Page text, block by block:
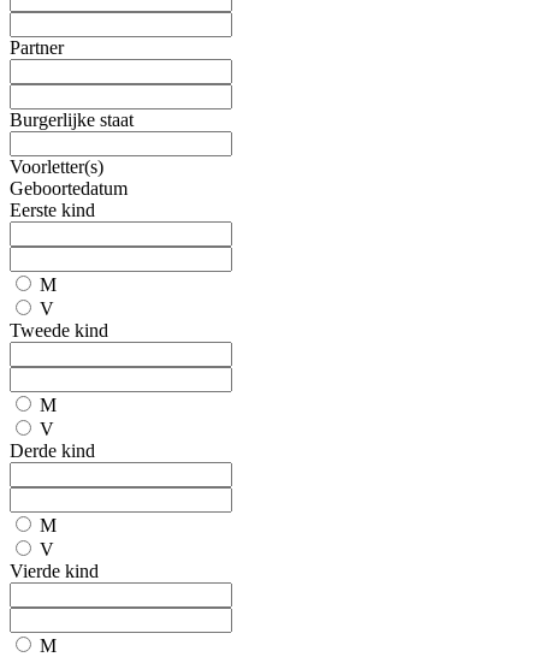
Partner
Burgerlijke staat
Voorletter(s)
Geboortedatum
Eerste kind
M
V
Tweede kind
M
V
Derde kind
M
V
Vierde kind
M